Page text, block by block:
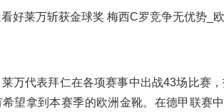
好莱万斩获金球奖 梅西C罗竞争无优势_
万代表拜仁在各项赛事中出战43场比赛
望拿到本赛季的欧洲金靴。在德甲联赛